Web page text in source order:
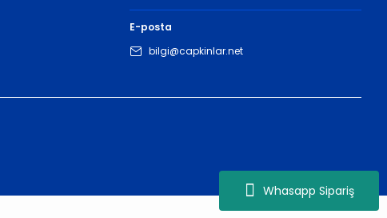
Whasapp Sipariş
E-posta
bilgi@capkinlar.net